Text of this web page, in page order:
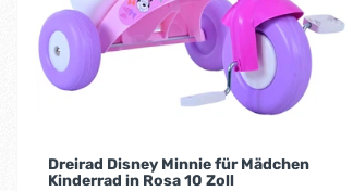
Dreirad Disney Minnie für Mädchen
Kinderrad in Rosa 10 Zoll